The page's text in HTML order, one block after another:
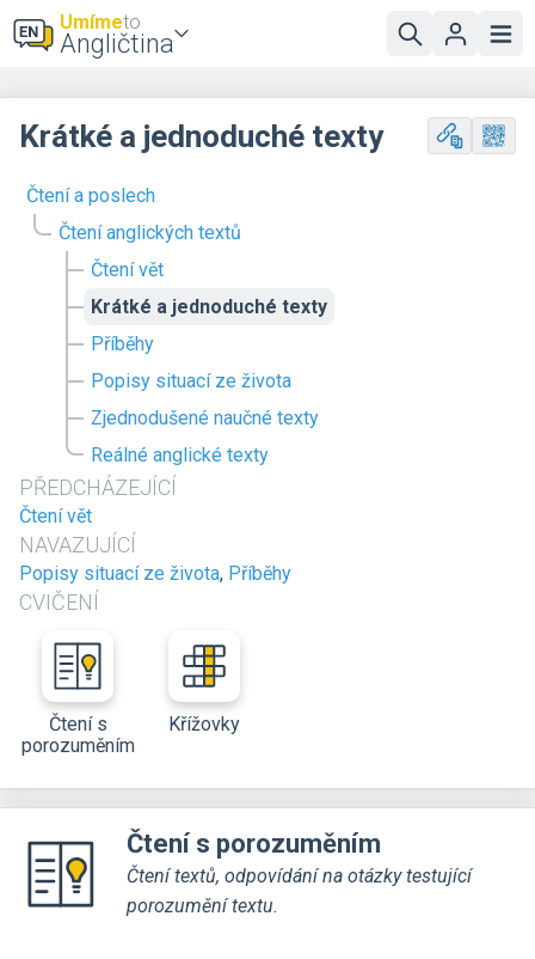
Umímeto
Angličtina
Čtení a poslech
Čtení anglických textů
Čtení vět
Krátké a jednoduché texty
Příběhy
Popisy situací ze života
Zjednodušené naučné texty
Reálné anglické texty
PŘEDCHÁZEJÍCÍ
Čtení vět
NAVAZUJÍCÍ
Popisy situací ze života, Příběhy
CVIČENÍ
Čtení s
porozuměním
Křížovky
Krátké a jednoduché texty
Čtení s porozuměním
Čtení textů, odpovídání na otázky testující
porozumění textu.